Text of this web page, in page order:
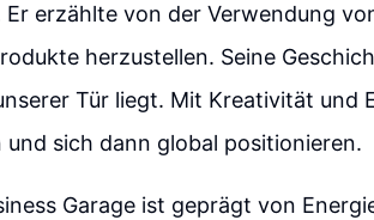
erzählte von der Verwendung
herzustellen. Seine
Tür liegt. Mit Kreativität und
sich dann global positionieren.
Garage ist geprägt von